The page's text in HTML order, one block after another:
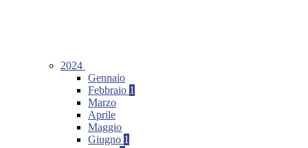
2024
Gennaio
Febbraio 1
Marzo
Aprile
Maggio
Giugno 1